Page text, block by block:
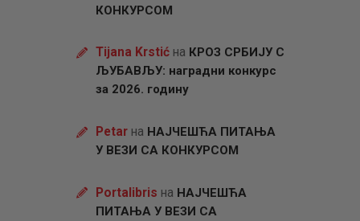
КОНКУРСОМ
Tijana Krstićна КРОЗ СРБИЈУ С
ЉУБАВЉУ: наградни конкурс
за 2026. годину
Petarна НАЈЧЕШЋА ПИТАЊА
У ВЕЗИ СА КОНКУРСОМ
Portalibris на НАЈЧЕШЋА
ПИТАЊА У ВЕЗИ СА